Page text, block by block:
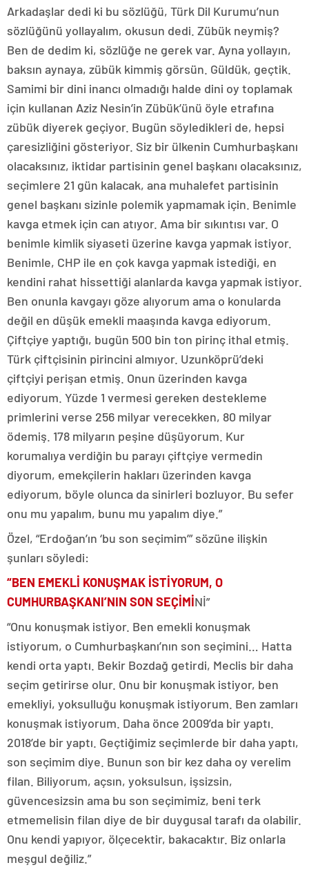
Arkadaşlar dedi ki bu sözlüğü, Türk Dil Kurumu’nun
sözlüğünü yollayalım, okusun dedi. Zübük neymiş?
Ben de dedim ki, sözlüğe ne gerek var. Ayna yollayın,
baksın aynaya, zübük kimmiş görsün. Güldük, geçtik.
Samimi bir dini inancı olmadığı halde dini oy toplamak
için kullanan Aziz Nesin’in Zübük’ünü öyle etrafına
zübük diyerek geçiyor. Bugün söyledikleri de, hepsi
çaresizliğini gösteriyor. Siz bir ülkenin Cumhurbaşkanı
olacaksınız, iktidar partisinin genel başkanı olacaksınız,
seçimlere 21 gün kalacak, ana muhalefet partisinin
genel başkanı sizinle polemik yapmamak için. Benimle
kavga etmek için can atıyor. Ama bir sıkıntısı var. O
benimle kimlik siyaseti üzerine kavga yapmak istiyor.
Benimle, CHP ile en çok kavga yapmak istediği, en
kendini rahat hissettiği alanlarda kavga yapmak istiyor.
Ben onunla kavgayı göze alıyorum ama o konularda
değil en düşük emekli maaşında kavga ediyorum.
Çiftçiye yaptığı, bugün 500 bin ton pirinç ithal etmiş.
Türk çiftçisinin pirincini almıyor. Uzunköprü’deki
çiftçiyi perişan etmiş. Onun üzerinden kavga
ediyorum. Yüzde 1 vermesi gereken destekleme
primlerini verse 256 milyar verecekken, 80 milyar
ödemiş. 178 milyarın peşine düşüyorum. Kur
korumalıya verdiğin bu parayı çiftçiye vermedin
diyorum, emekçilerin hakları üzerinden kavga
ediyorum, böyle olunca da sinirleri bozluyor. Bu sefer
onu mu yapalım, bunu mu yapalım diye.”
Özel, “Erdoğan’ın ‘bu son seçimim’” sözüne ilişkin
şunları söyledi:
“BEN EMEKLİ KONUŞMAK İSTİYORUM, O
CUMHURBAŞKANI’NIN SON SEÇİMİNİ”
“Onu konuşmak istiyor. Ben emekli konuşmak
istiyorum, o Cumhurbaşkanı’nın son seçimini… Hatta
kendi orta yaptı. Bekir Bozdağ getirdi, Meclis bir daha
seçim getirirse olur. Onu bir konuşmak istiyor, ben
emekliyi, yoksulluğu konuşmak istiyorum. Ben zamları
konuşmak istiyorum. Daha önce 2009’da bir yaptı.
2018’de bir yaptı. Geçtiğimiz seçimlerde bir daha yaptı,
son seçimim diye. Bunun son bir kez daha oy verelim
filan. Biliyorum, açsın, yoksulsun, işsizsin,
güvencesizsin ama bu son seçimimiz, beni terk
etmemelisin filan diye de bir duygusal tarafı da olabilir.
Onu kendi yapıyor, ölçecektir, bakacaktır. Biz onlarla
meşgul değiliz.”